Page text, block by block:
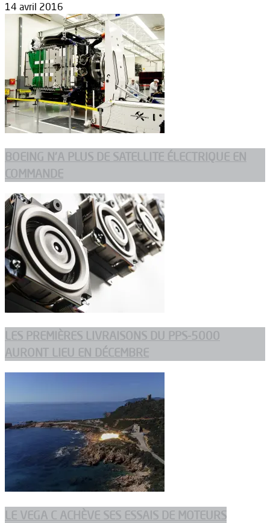
14 avril 2016
BOEING N’A PLUS DE SATELLITE ÉLECTRIQUE EN
COMMANDE
LES PREMIÈRES LIVRAISONS DU PPS-5000
AURONT LIEU EN DÉCEMBRE
LE VEGA C ACHÈVE SES ESSAIS DE MOTEURS